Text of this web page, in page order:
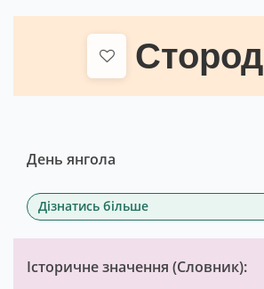
Стород
День янгола
Дізнатись більше
Історичне значення (Словник):